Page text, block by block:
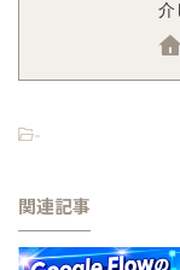
介
-
関連記事